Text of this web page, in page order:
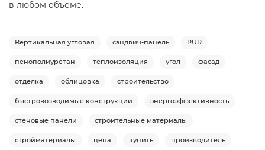
в любом объеме.
Вертикальная угловая сэндвич-панель PUR
пенополиуретан теплоизоляция угол фасад
отделка облицовка строительство
быстровозводимые конструкции энергоэффективность
стеновые панели строительные материалы
стройматериалы цена купить производитель